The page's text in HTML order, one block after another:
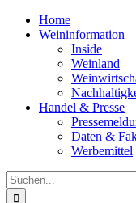
Home
Weininformation
Inside
Weinland
Handel & Presse
Daten &
Werbemittel
Suche
nach: